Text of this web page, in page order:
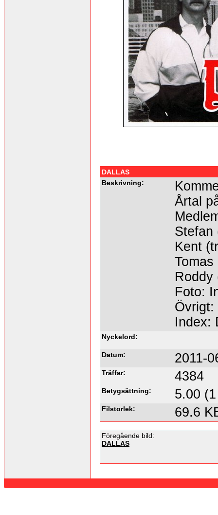
DALLAS
Beskrivning:
Årtal
Stefan
Kent
Roddy
Foto:
Övrigt:
Index:
Nyckelord:
Datum: 2011-
Träffar: 4384
Betygsättning: 5.00
Filstorlek: 69.6
Föregående bild:
DALLAS